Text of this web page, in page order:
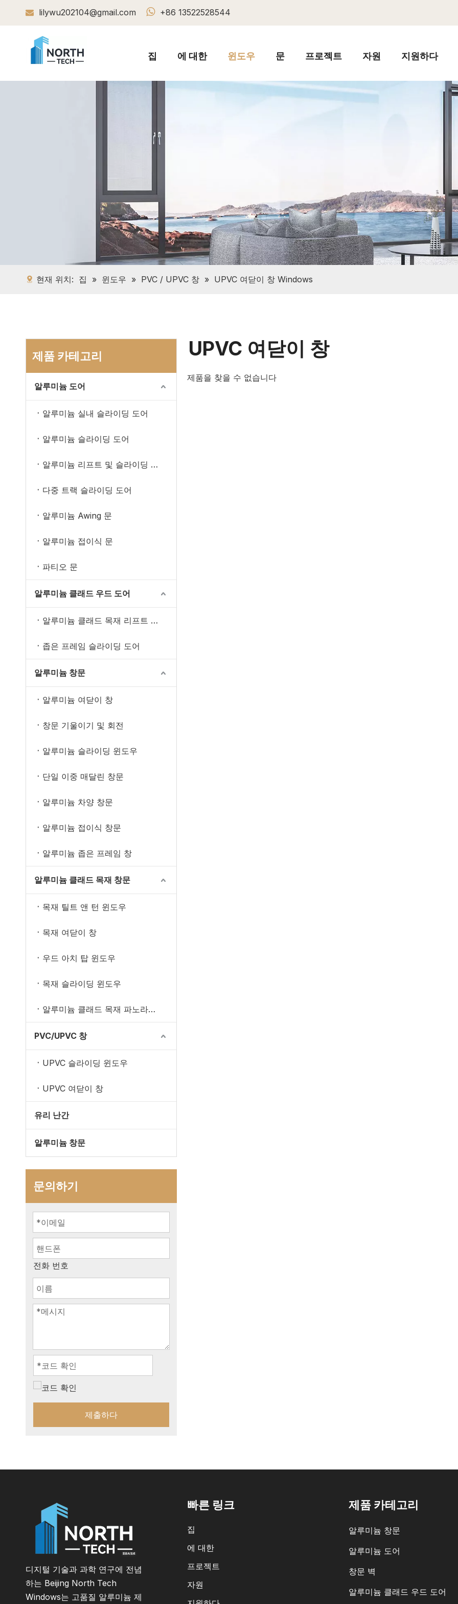
 lilywu202104@gmail.com  +86 13522528544
집 에 대한 윈도우 문 프로젝트 자원 지원하다
현재 위치: 집 » 윈도우 » PVC / UPVC 창 » UPVC 여닫이 창 Windows
제품 카테고리
알루미늄 도어
알루미늄 실내 슬라이딩 도어
알루미늄 슬라이딩 도어
알루미늄 리프트 및 슬라이딩 도어
다중 트랙 슬라이딩 도어
알루미늄 Awing 문
알루미늄 접이식 문
파티오 문
알루미늄 클래드 우드 도어
알루미늄 클래드 목재 리프트 및 슬라이딩 도어
좁은 프레임 슬라이딩 도어
알루미늄 창문
알루미늄 여닫이 창
창문 기울이기 및 회전
알루미늄 슬라이딩 윈도우
단일 이중 매달린 창문
알루미늄 차양 창문
알루미늄 접이식 창문
알루미늄 좁은 프레임 창
알루미늄 클래드 목재 창문
목재 틸트 앤 턴 윈도우
목재 여닫이 창
우드 아치 탑 윈도우
목재 슬라이딩 윈도우
알루미늄 클래드 목재 파노라마 창문
PVC/UPVC 창
UPVC 슬라이딩 윈도우
UPVC 여닫이 창
유리 난간
알루미늄 창문
문의하기
전화 번호
제출하다
UPVC 여닫이 창
제품을 찾을 수 없습니다
디지털 기술과 과학 연구에 전념
하는 Beijing North Tech
Windows는 고품질 알루미늄 제
빠른 링크
집
에 대한
프로젝트
자원
제품 카테고리
알루미늄 창문
알루미늄 도어
창문 벽
알루미늄 클래드 우드 도어